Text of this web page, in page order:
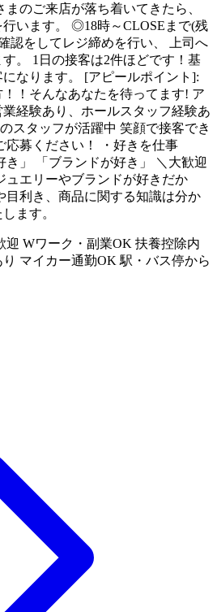
のご来店が落ち着いてきたら、
います。 ◎18時～CLOSEまで(残
認をしてレジ締めを行い、 上司へ
。 1日の接客は2件ほどです！基
なります。 [アピールポイント]:
！！そんなあなたを待ってます! ア
経験あり、ホールスタッフ経験あ
スタッフが活躍中 笑顔で接客でき
応募ください！ ・好きを仕事
」 「ブランドが好き」 ＼大歓迎
ュエリーやブランドが好きだか
目利き、商品に関する知識は分か
ます。
迎 Wワーク・副業OK 扶養控除内
マイカー通勤OK 駅・バス停から